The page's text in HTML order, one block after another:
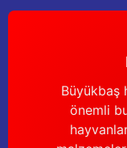
Bu ürüne benzer
Büyükbaş
önemli